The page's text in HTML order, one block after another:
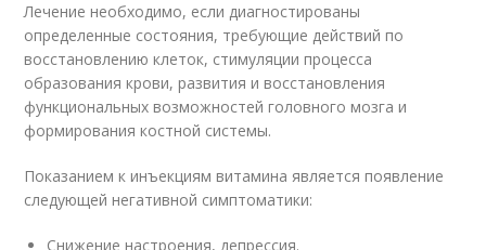
Лечение необходимо, если диагностированы
определенные состояния, требующие действий по
восстановлению клеток, стимуляции процесса
образования крови, развития и восстановления
функциональных возможностей головного мозга и
формирования костной системы.
Показанием к инъекциям витамина является появление
следующей негативной симптоматики:
Снижение настроения, депрессия.